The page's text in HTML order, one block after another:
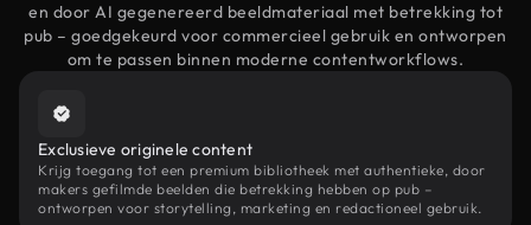
en door AI gegenereerd beeldmateriaal met betrekking tot
pub – goedgekeurd voor commercieel gebruik en ontworpen
om te passen binnen moderne contentworkflows.
Exclusieve originele content
Krijg toegang tot een premium bibliotheek met authentieke, door
makers gefilmde beelden die betrekking hebben op pub –
ontworpen voor storytelling, marketing en redactioneel gebruik.